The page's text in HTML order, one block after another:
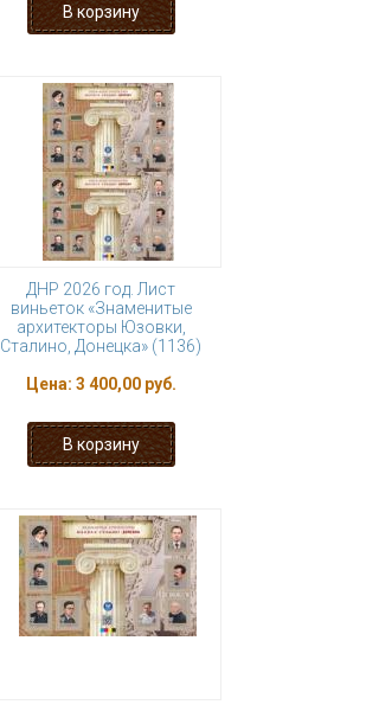
ДНР 2026 год. Лист
виньеток «Знаменитые
архитекторы Юзовки,
Сталино, Донецка» (1136)
Цена: 3 400,00 руб.